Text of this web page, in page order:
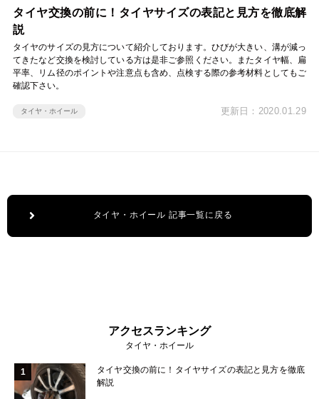
タイヤ交換の前に！タイヤサイズの表記と見方を徹底解
説
タイヤのサイズの見方について紹介しております。ひびが大きい、溝が減っ
てきたなど交換を検討している方は是非ご参照ください。またタイヤ幅、扁
平率、リム径のポイントや注意点も含め、点検する際の参考材料としてもご
確認下さい。
タイヤ・ホイール 更新日：2020.01.29
タイヤ・ホイール 記事一覧に戻る
アクセスランキング
タイヤ・ホイール
1
タイヤ交換の前に！タイヤサイズの表記と見方を徹底
解説